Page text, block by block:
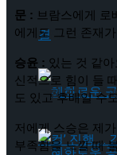
국립극장 – 관
국립극장 – 관
문 : 브람스에게 로
에게도 그런 존재
승윤 : 있는 것 같아
신적으로 힘이 들
도 있고 후배일 수
저에게 스승은 제
부족함을 느낄 때